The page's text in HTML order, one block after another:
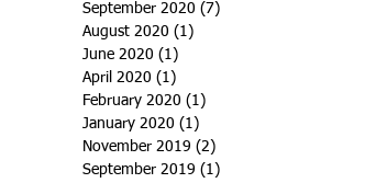
September 2020 (7)
August 2020 (1)
June 2020 (1)
April 2020 (1)
February 2020 (1)
January 2020 (1)
November 2019 (2)
September 2019 (1)